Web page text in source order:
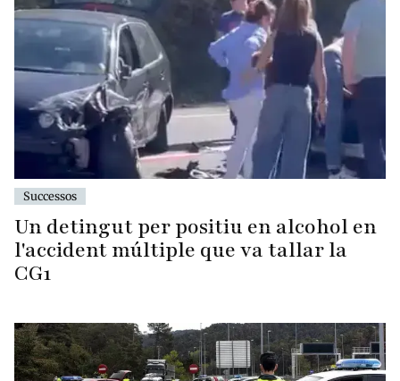
Successos
Un detingut per positiu en alcohol en
l'accident múltiple que va tallar la
CG1